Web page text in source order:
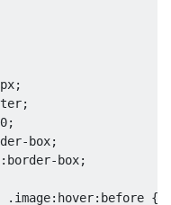
;
;
-box;
: border-box;
. image: hover: before {